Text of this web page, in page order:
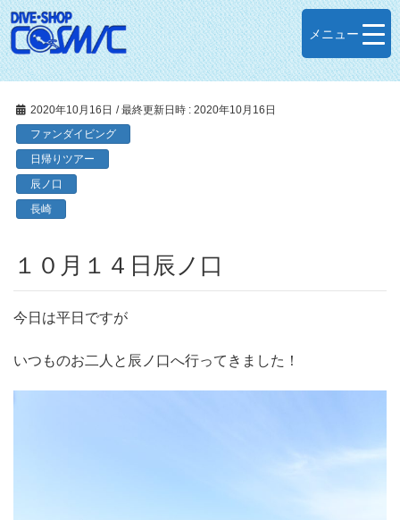
メニュー
2020年10月16日 / 最終更新日時 : 2020年10月16日
ファンダイビング
日帰りツアー
辰ノ口
長崎
１０月１４日辰ノ口
今日は平日ですが
いつものお二人と辰ノ口へ行ってきました！